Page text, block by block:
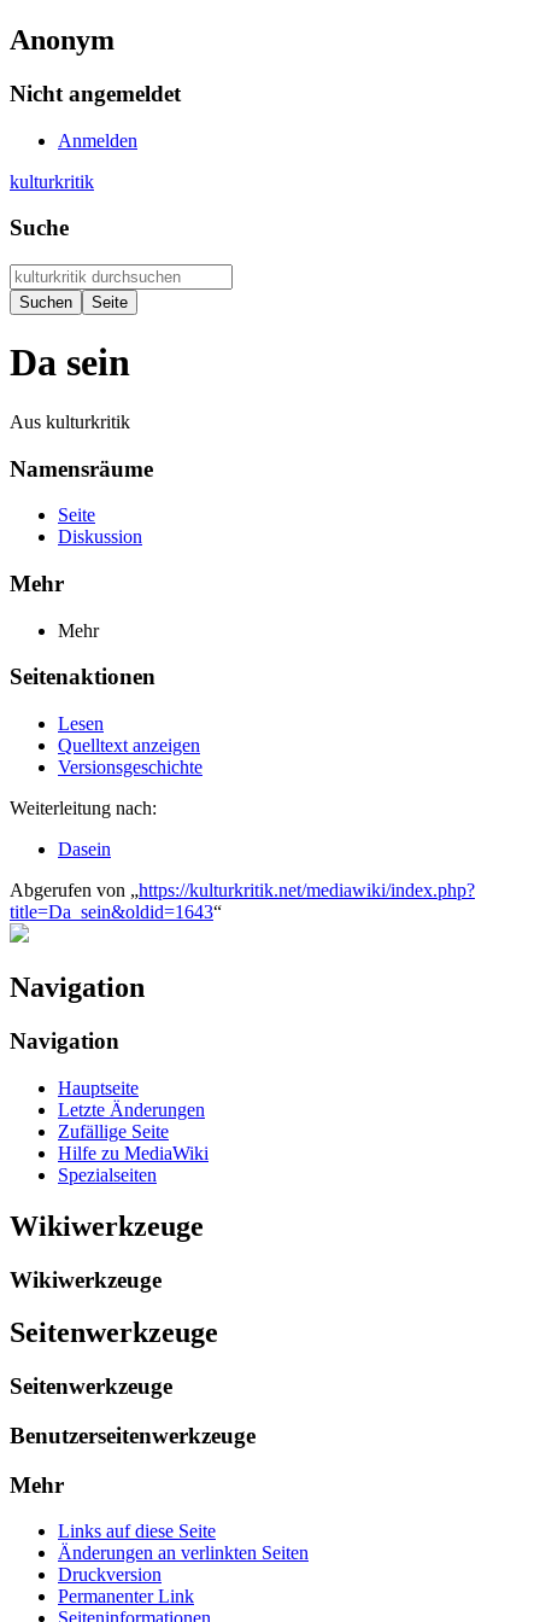
Anonym
Nicht angemeldet
Anmelden
kulturkritik
Suche
Da sein
Aus kulturkritik
Namensräume
Seite
Diskussion
Mehr
Mehr
Seitenaktionen
Lesen
Quelltext anzeigen
Versionsgeschichte
Weiterleitung nach:
Dasein
Abgerufen von „https://kulturkritik.net/mediawiki/index.php?
title=Da_sein&oldid=1643“
Navigation
Navigation
Hauptseite
Letzte Änderungen
Zufällige Seite
Hilfe zu MediaWiki
Spezialseiten
Wikiwerkzeuge
Wikiwerkzeuge
Seitenwerkzeuge
Seitenwerkzeuge
Benutzerseitenwerkzeuge
Mehr
Links auf diese Seite
Änderungen an verlinkten Seiten
Druckversion
Permanenter Link